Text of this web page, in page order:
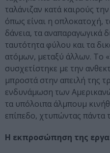
ταλάνιζαν κατά καιρούς
όπως είναι η οπλοκατοχή,
δάνεια, τα αναπαραγωγικά
ταυτότητα φύλου και τα
ατόμων, μεταξύ άλλων. Το
συσχετίστηκε με την
μπροστά στην απειλή της
ενδυνάμωση των
τα υπόλοιπα άλμπουμ
επίπεδο, χτυπώντας πάντα
Η εκπροσώπηση της